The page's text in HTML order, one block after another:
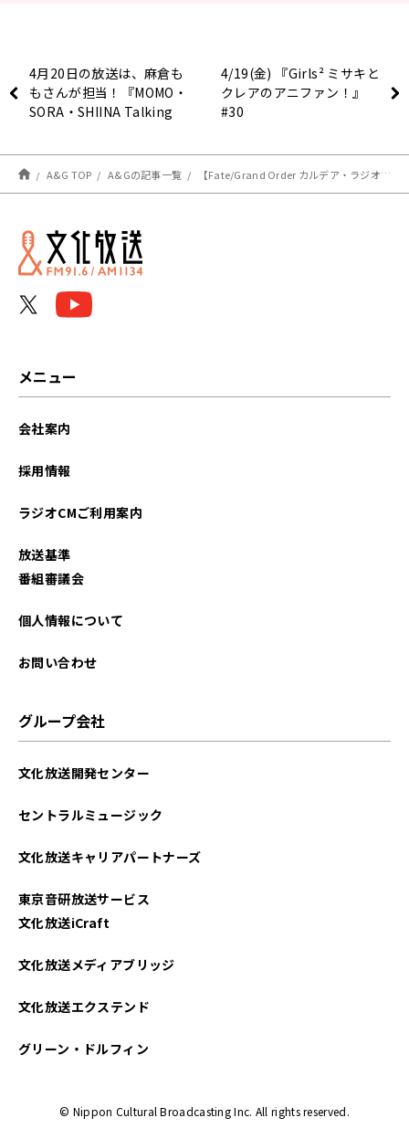
4月20日の放送は、麻倉も
もさんが担当！『MOMO・
SORA・SHIINA Talking
4/19(金) 『Girls² ミサキと
クレアのアニファン！』
#30
A&G TOP A&Gの記事一覧 【Fate/Grand Order カルデア・ラジオ局 Plus】最新情報（4/19）
メニュー
会社案内
採用情報
ラジオCMご利用案内
放送基準
番組審議会
個人情報について
お問い合わせ
グループ会社
文化放送開発センター
セントラルミュージック
文化放送キャリアパートナーズ
東京音研放送サービス
文化放送iCraft
文化放送メディアブリッジ
文化放送エクステンド
グリーン・ドルフィン
© Nippon Cultural Broadcasting Inc. All rights reserved.